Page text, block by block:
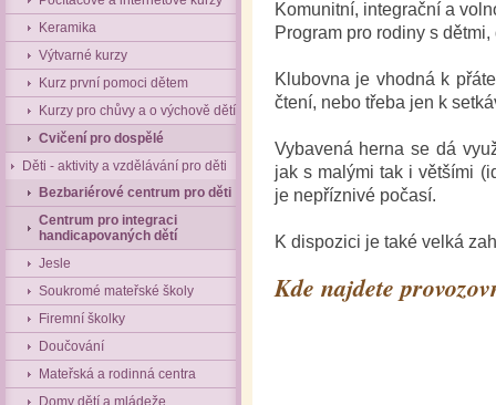
Keramika
Výtvarné kurzy
Kurz první pomoci dětem
Kurzy pro chůvy a o výchově dětí
Cvičení pro dospělé
Děti - aktivity a vzdělávání pro děti
Bezbariérové centrum pro děti
Centrum pro integraci
handicapovaných dětí
Jesle
Soukromé mateřské školy
Firemní školky
Doučování
Mateřská a rodinná centra
Domy dětí a mládeže
Komunitní, integrační a
Program pro rodiny s
Klubovna je vhodná k
čtení, nebo třeba jen k
Vybavená herna se dá
jak s malými tak i většími
je nepříznivé počasí.
K dispozici je také velká
Kde najdete